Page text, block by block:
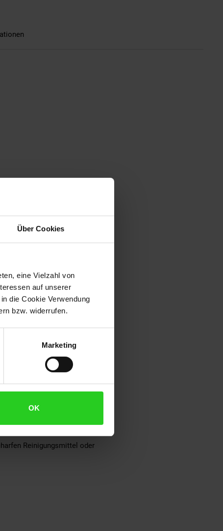
Über Cookies
eine Vielzahl von
auf unserer
die Cookie Verwendung
bzw. widerrufen.
Marketing
OK
Es bildet äußerst harte
Reinigungsmittel oder